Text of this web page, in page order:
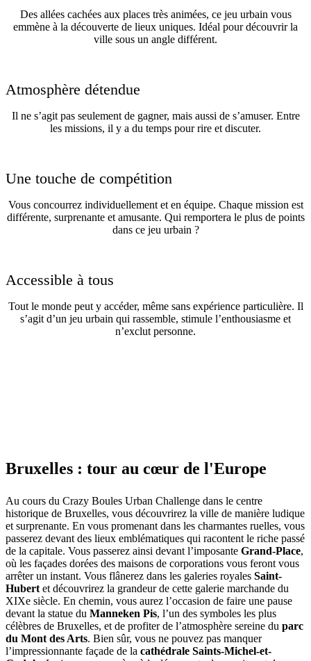
Des allées cachées aux places très animées, ce jeu urbain vous
emmène à la découverte de lieux uniques. Idéal pour découvrir la
ville sous un angle différent.
Atmosphère détendue
Il ne s’agit pas seulement de gagner, mais aussi de s’amuser. Entre
les missions, il y a du temps pour rire et discuter.
Une touche de compétition
Vous concourrez individuellement et en équipe. Chaque mission est
différente, surprenante et amusante. Qui remportera le plus de points
dans ce jeu urbain ?
Accessible à tous
Tout le monde peut y accéder, même sans expérience particulière. Il
s’agit d’un jeu urbain qui rassemble, stimule l’enthousiasme et
n’exclut personne.
Bruxelles : tour au cœur de l'Europe
Au cours du Crazy Boules Urban Challenge dans le centre
historique de Bruxelles, vous découvrirez la ville de manière ludique
et surprenante. En vous promenant dans les charmantes ruelles, vous
passerez devant des lieux emblématiques qui racontent le riche passé
de la capitale. Vous passerez ainsi devant l’imposante Grand-Place,
où les façades dorées des maisons de corporations vous feront vous
arrêter un instant. Vous flânerez dans les galeries royales Saint-
Hubert et découvrirez la grandeur de cette galerie marchande du
XIXe siècle. En chemin, vous aurez l’occasion de faire une pause
devant la statue du Manneken Pis, l’un des symboles les plus
célèbres de Bruxelles, et de profiter de l’atmosphère sereine du parc
du Mont des Arts. Bien sûr, vous ne pouvez pas manquer
l’impressionnante façade de la cathédrale Saints-Michel-et-